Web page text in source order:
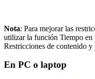
Nota: Para mejorar las
utilizar la función Tiempo en
Restricciones de contenido
En PC o laptop